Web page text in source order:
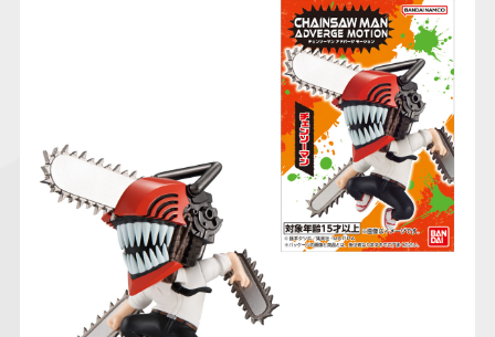
仮面ライダーシリー
プリキュアシリーズ
ガンダムシリーズ
ドラゴンボール
アンパンマン たまご
キャラパキ
にふぉるめーしょん
＆スクエアシール
ポケモンキッズ
ポケモンスケールワ
ールド